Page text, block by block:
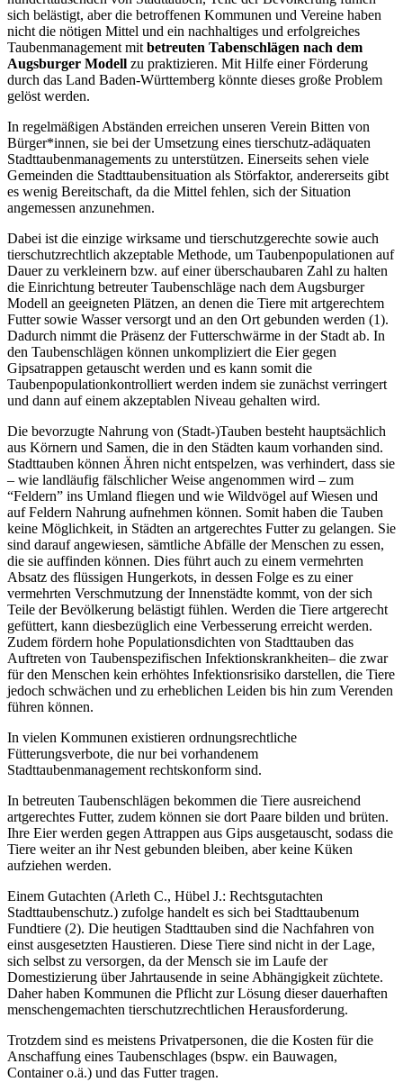
sich belästigt, aber die betroffenen Kommunen und Vereine haben
nicht die nötigen Mittel und ein nachhaltiges und erfolgreiches
Taubenmanagement mitbetreuten Tabenschlägen nach dem
Augsburger Modell zu praktizieren. Mit Hilfe einer Förderung
durch das Land Baden-Württemberg könnte dieses große Problem
gelöst werden.
In regelmäßigen Abständen erreichen unseren Verein Bitten von
Bürger*innen, sie bei der Umsetzung eines tierschutz-adäquaten
Stadttaubenmanagements zu unterstützen. Einerseits sehen viele
Gemeinden die Stadttaubensituation als Störfaktor, andererseits gibt
es wenig Bereitschaft, da die Mittel fehlen, sich der Situation
angemessen anzunehmen.
Dabei ist die einzige wirksame und tierschutzgerechte sowie auch
tierschutzrechtlich akzeptable Methode, um Taubenpopulationen auf
Dauer zu verkleinern bzw. auf einer überschaubaren Zahl zu halten
die Einrichtung betreuter Taubenschläge nach dem Augsburger
Modell an geeigneten Plätzen, an denen die Tiere mit artgerechtem
Futter sowie Wasser versorgt und an den Ort gebunden werden (1).
Dadurch nimmt die Präsenz der Futterschwärme in der Stadt ab. In
den Taubenschlägen können unkompliziert die Eier gegen
Gipsatrappen getauscht werden und es kann somit die
Taubenpopulationkontrolliert werden indem sie zunächst verringert
und dann auf einem akzeptablen Niveau gehalten wird.
Die bevorzugte Nahrung von (Stadt-)Tauben besteht hauptsächlich
aus Körnern und Samen, die in den Städten kaum vorhanden sind.
Stadttauben können Ähren nicht entspelzen, was verhindert, dass sie
– wie landläufig fälschlicher Weise angenommen wird – zum
“Feldern” ins Umland fliegen und wie Wildvögel auf Wiesen und
auf Feldern Nahrung aufnehmen können. Somit haben die Tauben
keine Möglichkeit, in Städten an artgerechtes Futter zu gelangen. Sie
sind darauf angewiesen, sämtliche Abfälle der Menschen zu essen,
die sie auffinden können. Dies führt auch zu einem vermehrten
Absatz des flüssigen Hungerkots, in dessen Folge es zu einer
vermehrten Verschmutzung der Innenstädte kommt, von der sich
Teile der Bevölkerung belästigt fühlen. Werden die Tiere artgerecht
gefüttert, kann diesbezüglich eine Verbesserung erreicht werden.
Zudem fördern hohe Populationsdichten von Stadttauben das
Auftreten von Taubenspezifischen Infektionskrankheiten– die zwar
für den Menschen kein erhöhtes Infektionsrisiko darstellen, die Tiere
jedoch schwächen und zu erheblichen Leiden bis hin zum Verenden
führen können.
In vielen Kommunen existieren ordnungsrechtliche
Fütterungsverbote, die nur bei vorhandenem
Stadttaubenmanagement rechtskonform sind.
In betreuten Taubenschlägen bekommen die Tiere ausreichend
artgerechtes Futter, zudem können sie dort Paare bilden und brüten.
Ihre Eier werden gegen Attrappen aus Gips ausgetauscht, sodass die
Tiere weiter an ihr Nest gebunden bleiben, aber keine Küken
aufziehen werden.
Einem Gutachten (Arleth C., Hübel J.: Rechtsgutachten
Stadttaubenschutz.) zufolge handelt es sich bei Stadttaubenum
Fundtiere (2). Die heutigen Stadttauben sind die Nachfahren von
einst ausgesetzten Haustieren. Diese Tiere sind nicht in der Lage,
sich selbst zu versorgen, da der Mensch sie im Laufe der
Domestizierung über Jahrtausende in seine Abhängigkeit züchtete.
Daher haben Kommunen die Pflicht zur Lösung dieser dauerhaften
menschengemachten tierschutzrechtlichen Herausforderung.
Trotzdem sind es meistens Privatpersonen, die die Kosten für die
Anschaffung eines Taubenschlages (bspw. ein Bauwagen,
Container o.ä.) und das Futter tragen.